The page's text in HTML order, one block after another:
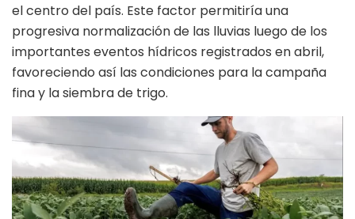
el centro del país. Este factor permitiría una
progresiva normalización de las lluvias luego de los
importantes eventos hídricos registrados en abril,
favoreciendo así las condiciones para la campaña
fina y la siembra de trigo.